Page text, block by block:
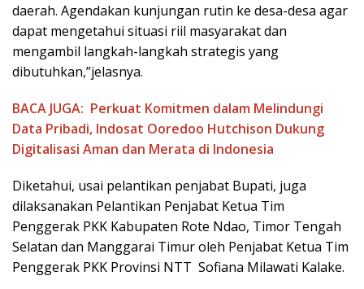
daerah. Agendakan kunjungan rutin ke desa-desa agar
dapat mengetahui situasi riil masyarakat dan
mengambil langkah-langkah strategis yang
dibutuhkan,”jelasnya.
BACA JUGA: Perkuat Komitmen dalam Melindungi
Data Pribadi, Indosat Ooredoo Hutchison Dukung
Digitalisasi Aman dan Merata di Indonesia
Diketahui, usai pelantikan penjabat Bupati, juga
dilaksanakan Pelantikan Penjabat Ketua Tim
Penggerak PKK Kabupaten Rote Ndao, Timor Tengah
Selatan dan Manggarai Timur oleh Penjabat Ketua Tim
Penggerak PKK Provinsi NTT Sofiana Milawati Kalake.